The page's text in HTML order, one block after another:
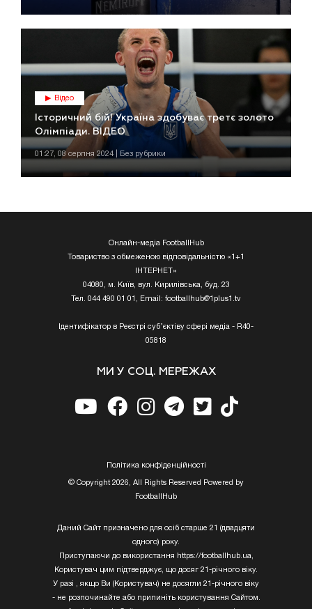
Відео
Історичний бій! Україна здобуває третє золото
Олімпіади. ВІДЕО
01:27, 08 серпня 2024 | Без рубрики
Онлайн-медіа FootballHub
Товариство з обмеженою відповідальністю «1+1
ІНТЕРНЕТ»
04080, м. Київ, вул. Кирилівська, буд. 23
Тел. 044 490 01 01, Email: footballhub@1plus1.tv
Ідентифікатор в Реєстрі суб’єктіву сфері медіа - R40-
05818
МИ У СОЦ. МЕРЕЖАХ
Полiтика конфiденцiйностi
© Copyright 2026, All Rights Reserved Powered by
FootballHub
Даний Сайт призначено для осіб старше 21 (двадцяти
одного) року.
Приступаючи до використання https://footballhub.ua,
Користувач цим підтверджує, що досяг 21-річного віку.
У разі , якщо Ви (Користувач) не досягли 21-річного віку
- не розпочинайте або припиніть користування Сайтом.